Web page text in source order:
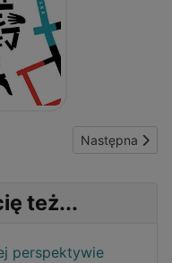
Następna
Następna
też...
perspektywie